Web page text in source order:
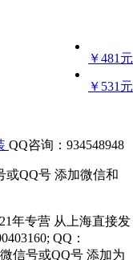
￥481元
￥531元
QQ咨询：934548948
或QQ号 添加微信和
年专营 从上海直接发
QQ：
信号或QQ号 添加为